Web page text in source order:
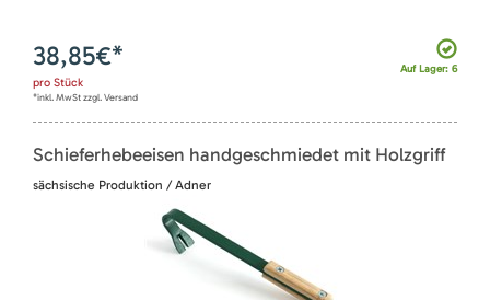
Auf Lager: 6
38,85€*
pro Stück
*inkl. MwSt zzgl. Versand
Schieferhebeeisen handgeschmiedet mit Holzgriff
sächsische Produktion / Adner